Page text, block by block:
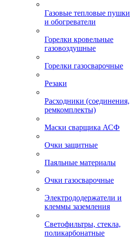
Газовые тепловые пушки
и обогреватели
Горелки кровельные
газовоздушные
Горелки газосварочные
Резаки
Расходники (соединения,
ремкомплекты)
Маски сварщика АСФ
Очки защитные
Паяльные материалы
Очки газосварочные
Электрододержатели и
клеммы заземления
Светофильтры, стекла,
поликарбонатные